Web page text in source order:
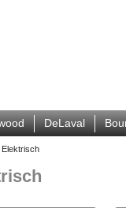
DeLaval
Elektrisch